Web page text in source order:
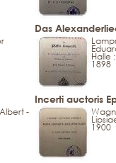
Das
Halle
1898
-
Incerti auctoris
1900